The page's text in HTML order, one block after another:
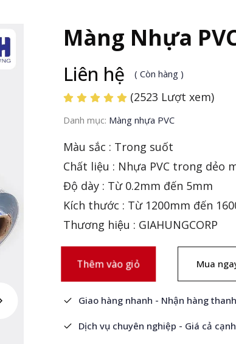
Màng Nhựa
Liên hệ ( Còn hàng )
(2523 Lượt xem)
Danh mục: Màng nhựa PVC
Màu sắc : Trong suốt
Chất liệu : Nhựa PVC trong dẻo
Độ dày : Từ 0.2mm đến 5mm
Kích thước : Từ 1200mm đến
Thương hiệu : GIAHUNGCORP
Thêm vào giỏ Mua
Giao hàng nhanh - Nhận hàng
Dịch vụ chuyên nghiệp - Giá cả